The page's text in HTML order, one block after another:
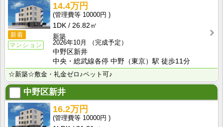
新着
マンション
14.4万円
10000円
1DK
26.82㎡
新築
2026年10月
（完成予定）
中野区新井
中央・総武線各停 中野（東京）駅 徒歩11分
☆新築☆敷金・礼金ゼロ♪ペット可♪
中野区新井
16.2万円
10000円